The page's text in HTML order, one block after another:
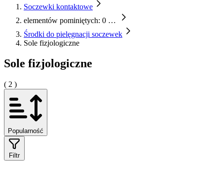
Soczewki kontaktowe
elementów pominiętych: 0 …
Środki do pielęgnacji soczewek
Sole fizjologiczne
Sole fizjologiczne
( 2 )
Popularność
Filtr